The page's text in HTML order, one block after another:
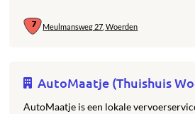
Meulmansweg 27, Woerden
AutoMaatje (Thuishuis
AutoMaatje is een lokale